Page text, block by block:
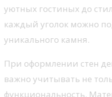
уютных гостиных до
каждый уголок можно
уникального камня.
При оформлении стен
важно учитывать не
функциональность.